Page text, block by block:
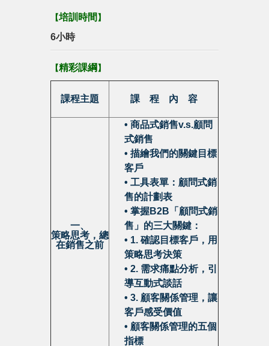
【培訓時間 】
6小時
【精彩課綱 】
課程主題 課 程 內 容
一、
策略思考，總
在銷售之前
• 商品式銷售v.s.顧問
式銷售
• 描繪我們的關鍵目標
客戶
• 工具表單：顧問式銷
售的計劃表
• 掌握B2B 「顧問式銷
售」的三大關鍵：
• 1. 確認目標客戶，用
策略思考決策
• 2. 需求痛點分析，引
導互動式談話
• 3. 顧客關係管理，讓
客戶感受價值
• 顧客關係管理的五個
指標